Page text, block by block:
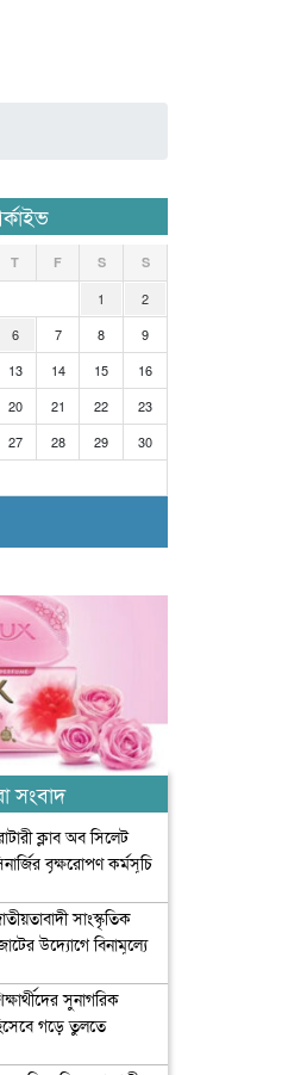
T F S S
1
2
6 7 8
9
13 14 15
16
20 21 22
23
27 28 29
30
সংবাদ
ক্লাব অব সিলেট
বৃক্ষরোপণ কর্মসূচি
সাংস্কৃতিক
উদ্যোগে বিনামূল্যে
সুনাগরিক
গড়ে তুলতে